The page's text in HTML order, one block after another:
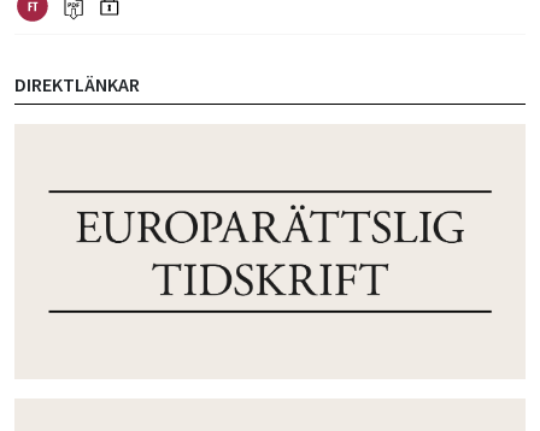
DIREKTLÄNKAR